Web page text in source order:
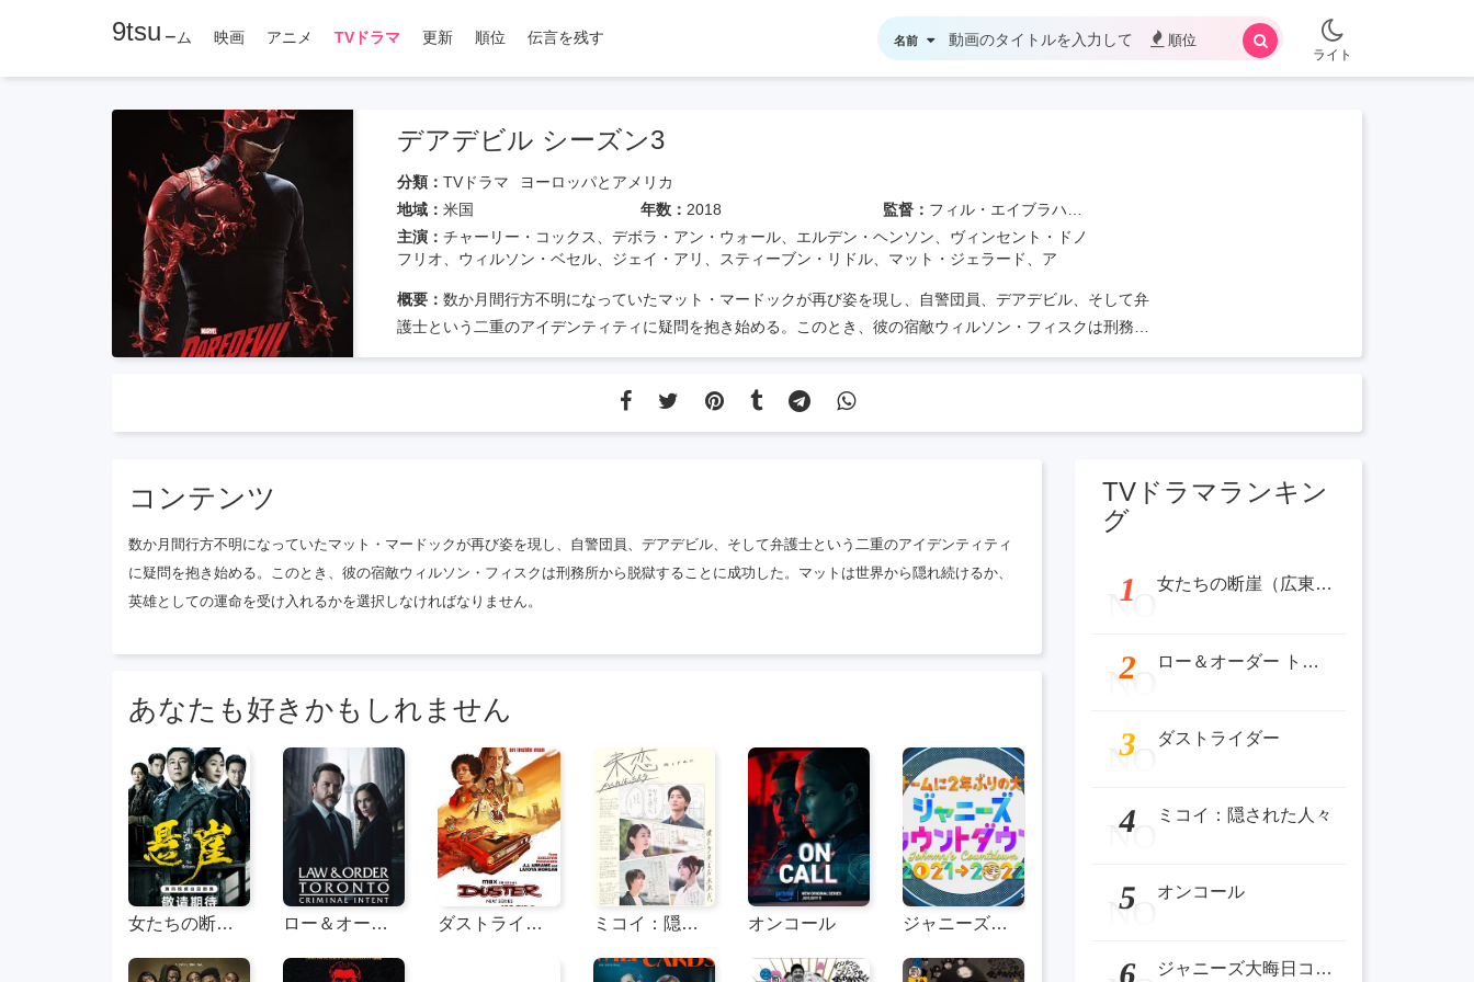
9tsuホーム 映画 アニメ TVドラマ 更新 順位 伝言を残す
ライト
名前 順位
デアデビル シーズン3
分類： TVドラマ
ヨーロッパとアメリカ
地域： 米国 年数： 2018 監督： フィル・エイブラハム、スティーブン・サージック、マーク・ジョブスト、アレックス・ガルシア＝ロペス
主演： チャーリー・コックス、デボラ・アン・ウォール、エルデン・ヘンソン、ヴィンセント・ドノ
フリオ、ウィルソン・ベセル、ジェイ・アリ、スティーブン・リドル、マット・ジェラード、ア
概要： 数か月間行方不明になっていたマット・マードックが再び姿を現し、自警団員、デアデビル、そして弁
護士という二重のアイデンティティに疑問を抱き始める。このとき、彼の宿敵ウィルソン・フィスクは刑務所
から脱獄することに成功した。マットは世界から隠れ続けるか、英雄としての運命を受け入れるかを選択しな
コンテンツ
数か月間行方不明になっていたマット・マードックが再び姿を現し、自警団員、デアデビル、そして弁護士という二重のアイデンティティ
に疑問を抱き始める。このとき、彼の宿敵ウィルソン・フィスクは刑務所から脱獄することに成功した。マットは世界から隠れ続けるか、
英雄としての運命を受け入れるかを選択しなければなりません。
あなたも好きかもしれません
女たちの断崖（広東語） ロー＆オーダー トロント：クリミナル・インテント シーズン2 ダストライダー ミコイ：隠された人々 オンコール ジャニーズ大晦日コンサート 2021-2022
TVドラマランキン
グ
NO
1 女たちの断崖（広東語）
NO
2 ロー＆オーダー トロント：クリミナル・インテント シーズン2
NO
3 ダストライダー
NO
4 ミコイ：隠された人々
NO
5 オンコール
6 ジャニーズ大晦日コンサート 2021-2022